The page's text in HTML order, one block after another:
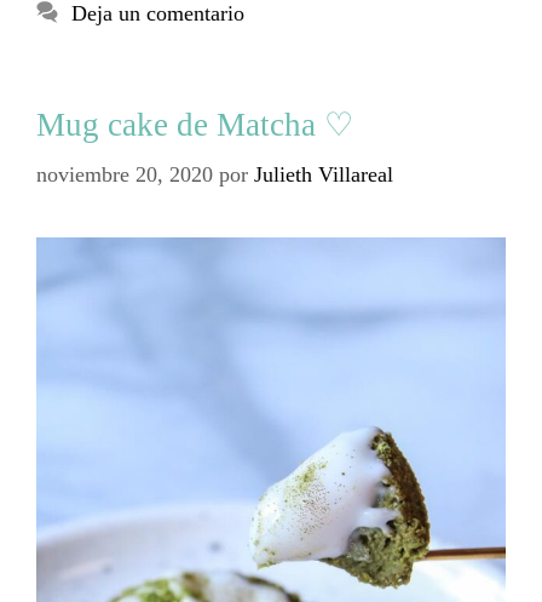
Deja un comentario
Mug cake de Matcha ♡
noviembre 20, 2020 por Julieth Villareal